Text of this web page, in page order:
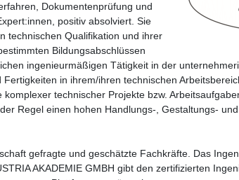
Dokumentenprüfung und
positiv absolviert. Sie
technischen Qualifikation und ihrer
Bildungsabschlüssen
ingenieurmäßigen Tätigkeit in der
in ihrem/ihren technischen
technischer Projekte bzw.
Regel einen hohen Handlungs-, Gestaltungs-
gefragte und geschätzte Fachkräfte. Das
AKADEMIE GMBH gibt den zertifizierten